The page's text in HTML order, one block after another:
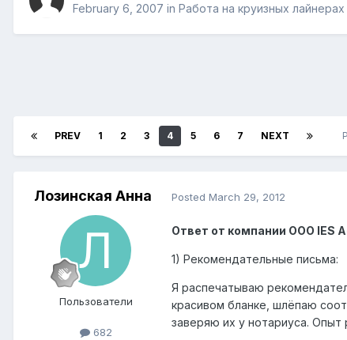
February 6, 2007 in Работа на круизных лайнерах
PREV 1 2 3 4 5 6 7 NEXT
Лозинская Анна
Пользователи
682
Posted March 29, 2012
Ответ от компании ООО IES
1) Рекомендательные письма:
Я распечатываю
красивом бланке, шлёпаю
заверяю их у нотариуса.